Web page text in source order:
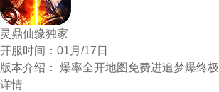
灵鼎仙缘独家
开服时间： 01月/17日
版本介绍：
爆率全开地图免费进追梦爆终极
详情